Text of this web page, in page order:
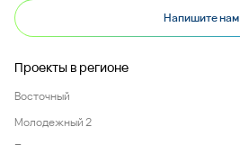
Напишите нам
Проекты в регионе
Восточный
Молодежный 2